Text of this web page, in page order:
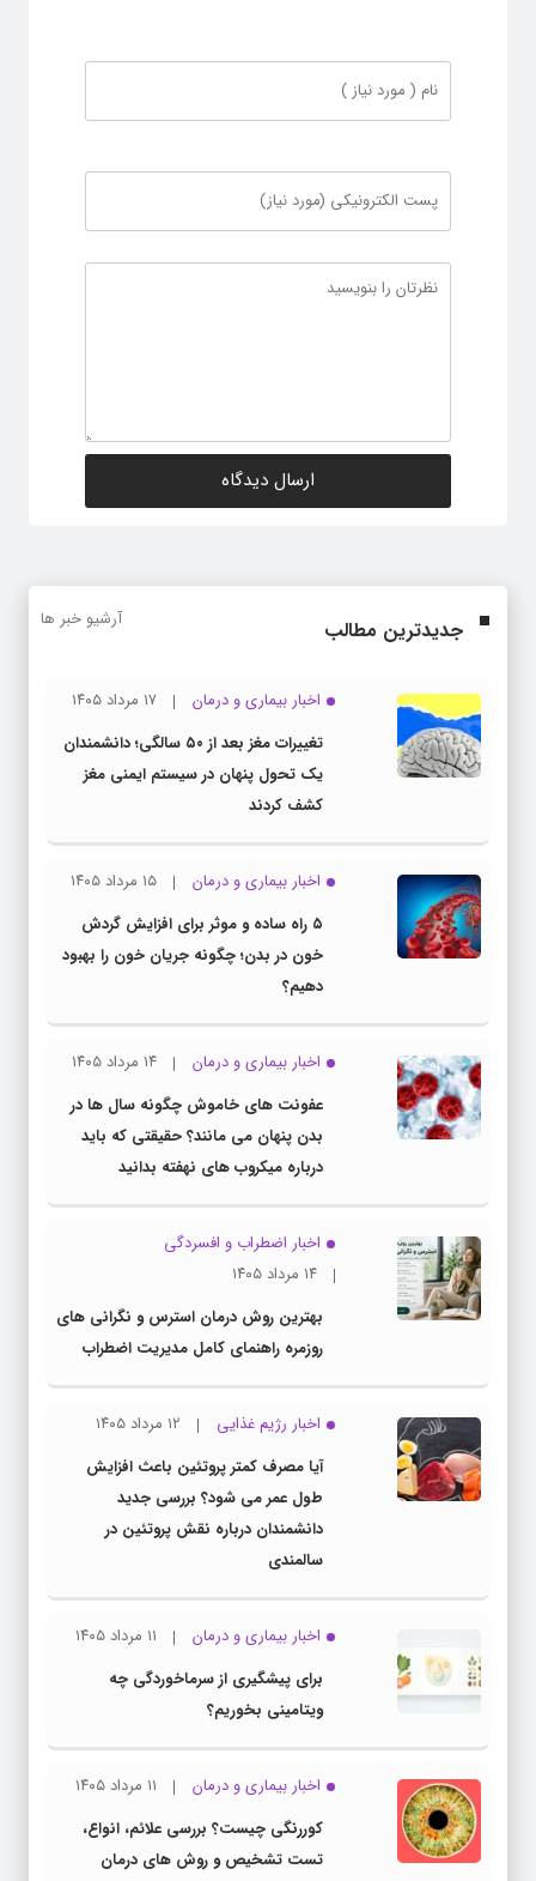
جدیدترین مطالب آرشیو خبر ها
اخبار بیماری و درمان
۱۷ مرداد ۱۴۰۵
تغییرات مغز بعد از ۵۰ سالگی؛ دانشمندان
یک تحول پنهان در سیستم ایمنی مغز
کشف کردند
اخبار بیماری و درمان
۱۵ مرداد ۱۴۰۵
۵ راه ساده و موثر برای افزایش گردش
خون در بدن؛ چگونه جریان خون را بهبود
دهیم؟
اخبار بیماری و درمان
۱۴ مرداد ۱۴۰۵
عفونت های خاموش چگونه سال ها در
بدن پنهان می مانند؟ حقیقتی که باید
درباره میکروب های نهفته بدانید
اخبار اضطراب و افسردگی
۱۴ مرداد ۱۴۰۵
بهترین روش درمان استرس و نگرانی های
روزمره راهنمای کامل مدیریت اضطراب
اخبار رژیم غذایی
۱۲ مرداد ۱۴۰۵
آیا مصرف کمتر پروتئین باعث افزایش
طول عمر می شود؟ بررسی جدید
دانشمندان درباره نقش پروتئین در
سالمندی
اخبار بیماری و درمان
۱۱ مرداد ۱۴۰۵
برای پیشگیری از سرماخوردگی چه
ویتامینی بخوریم؟
اخبار بیماری و درمان
۱۱ مرداد ۱۴۰۵
کوررنگی چیست؟ بررسی علائم، انواع،
تست تشخیص و روش های درمان